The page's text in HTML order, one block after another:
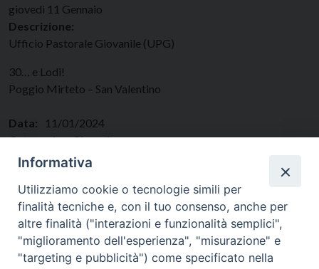
giovedì 11 Gennaio
Descrizione:
Ufficio Pastorale Giovanile (UPG)
30… e Lodi!
Poggio Mirteto – San Valentino
Data:
11/01/2024
Categorie: Giovani
Regione: Lazio
Informativa
Utilizziamo cookie o tecnologie simili per
finalità tecniche e, con il tuo consenso, anche per
altre finalità ("interazioni e funzionalità semplici",
"miglioramento dell'esperienza", "misurazione" e
"targeting e pubblicità") come specificato nella